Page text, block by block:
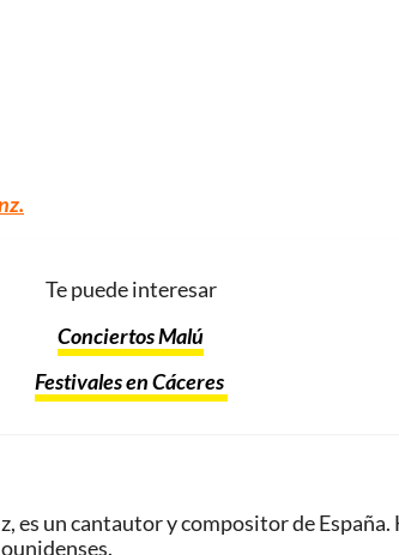
.
Te puede interesar
Conciertos Malú
Festivales en Cáceres
un cantautor y compositor de